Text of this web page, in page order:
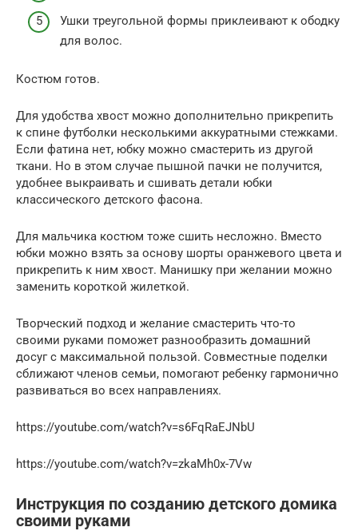
Ушки треугольной формы приклеивают к ободку
для волос.
Костюм готов.
Для удобства хвост можно дополнительно прикрепить
к спине футболки несколькими аккуратными стежками.
Если фатина нет, юбку можно смастерить из другой
ткани. Но в этом случае пышной пачки не получится,
удобнее выкраивать и сшивать детали юбки
классического детского фасона.
Для мальчика костюм тоже сшить несложно. Вместо
юбки можно взять за основу шорты оранжевого цвета и
прикрепить к ним хвост. Манишку при желании можно
заменить короткой жилеткой.
Творческий подход и желание смастерить что-то
своими руками поможет разнообразить домашний
досуг с максимальной пользой. Совместные поделки
сближают членов семьи, помогают ребенку гармонично
развиваться во всех направлениях.
https://youtube.com/watch?v=s6FqRaEJNbU
https://youtube.com/watch?v=zkaMh0x-7Vw
Инструкция по созданию детского домика
своими руками